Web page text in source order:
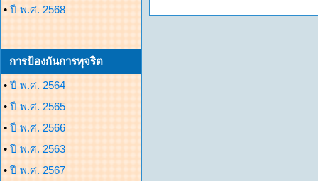
• ปี พ.ศ. 2568
การป้องกันการทุจริต
• ปี พ.ศ. 2564
• ปี พ.ศ. 2565
• ปี พ.ศ. 2566
• ปี พ.ศ. 2563
• ปี พ.ศ. 2567